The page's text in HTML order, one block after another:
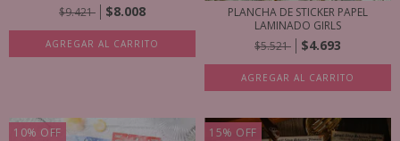
$9.421
$8.008
AGREGAR AL CARRITO
PLANCHA DE STICKER PAPEL
LAMINADO GIRLS
$5.521
$4.693
AGREGAR AL CARRITO
10% OFF 15% OFF